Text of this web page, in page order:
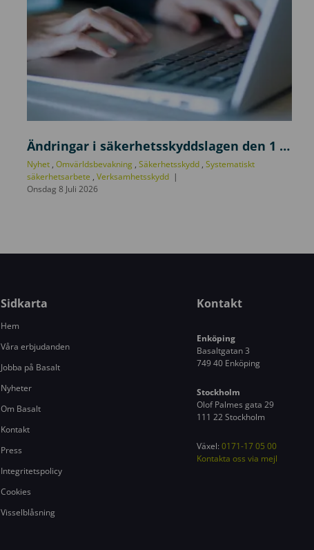
p
p
d
a
s
k
e
h
e
t
k
y
d
Ändringar i säkerhetsskyddslagen den 1 juli 2026
Nyhet , Omvärldsbevakning , Säkerhetsskydd , Systematiskt
säkerhetsarbete , Verksamhetsskydd
Onsdag 8 Juli 2026
Sidkarta
Hem
Våra erbjudanden
Jobba på Basalt
Nyheter
Om Basalt
Kontakt
Press
Integritetspolicy
Cookies
Visselblåsning
Kontakt
Enköping
Basaltgatan 3
749 40 Enköping
Stockholm
Olof Palmes gata 29
111 22 Stockholm
Växel:0171-17 05 00
Kontakta oss via mejl